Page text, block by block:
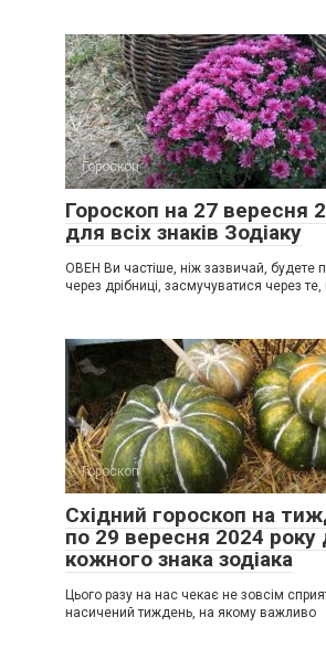
Гороскоп
Гороскоп на 27 вересня
для всіх знаків Зодіаку
ОВЕН Ви частіше, ніж зазвичай, будете
через дрібниці, засмучуватися через
Гороскоп
Східний гороскоп на
по 29 вересня 2024 року
кожного знака зодіака
Цього разу на нас чекає не зовсім
насичений тиждень, на якому важливо